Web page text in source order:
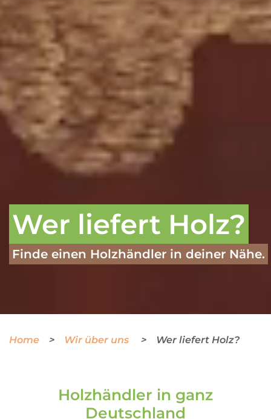
Wer liefert Holz?
Finde einen Holzhändler in deiner Nähe.
Home Wir über uns Wer liefert Holz?
Holzhändler in ganz
Deutschland